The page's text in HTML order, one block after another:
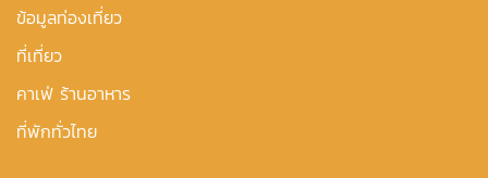
ข้อมูลท่องเที่ยว
ที่เที่ยว
คาเฟ่ ร้านอาหาร
ที่พักทั่วไทย